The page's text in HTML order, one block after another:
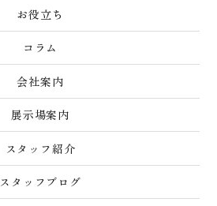
お役立ち
コラム
会社案内
展示場案内
スタッフ紹介
スタッフブログ